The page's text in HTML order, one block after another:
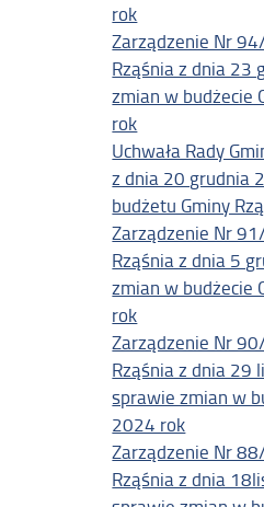
rok
Zarządzenie Nr
Rząśnia z dnia 23
zmian w budżecie
rok
Uchwała Rady
z dnia 20 grudnia
budżetu Gminy
Zarządzenie Nr
Rząśnia z dnia 5
zmian w budżecie
rok
Zarządzenie Nr
Rząśnia z dnia 29
sprawie zmian w
2024 rok
Zarządzenie Nr
Rząśnia z dnia